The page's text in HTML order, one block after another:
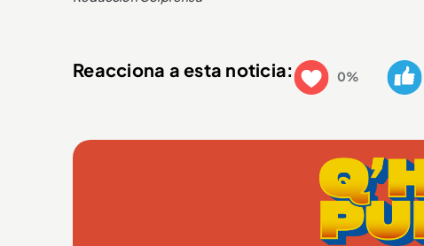
Reacciona a esta noticia: 0%